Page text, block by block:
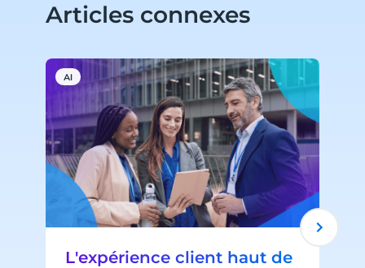
Articles connexes
AI
L'expérience client haut de